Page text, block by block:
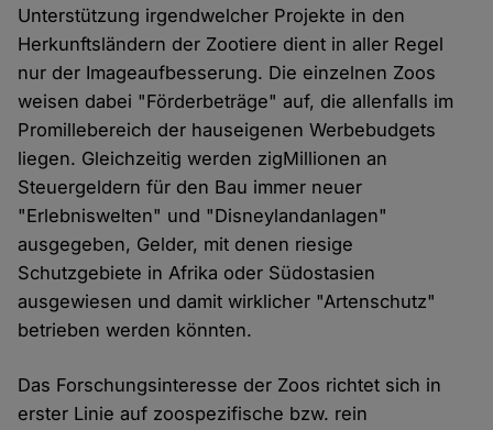
Unterstützung irgendwelcher Projekte in den
Herkunftsländern der Zootiere dient in aller Regel
nur der Imageaufbesserung. Die einzelnen Zoos
weisen dabei "Förderbeträge" auf, die allenfalls im
Promillebereich der hauseigenen Werbebudgets
liegen. Gleichzeitig werden zigMillionen an
Steuergeldern für den Bau immer neuer
"Erlebniswelten" und "Disneylandanlagen"
ausgegeben, Gelder, mit denen riesige
Schutzgebiete in Afrika oder Südostasien
ausgewiesen und damit wirklicher "Artenschutz"
betrieben werden könnten.
Das Forschungsinteresse der Zoos richtet sich in
erster Linie auf zoospezifische bzw. rein